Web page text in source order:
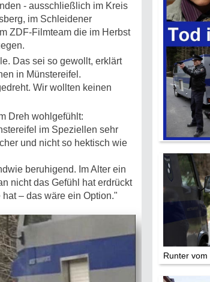
- ausschließlich im Kreis
im Schleidener
ZDF-Filmteam die im Herbst
Das sei so gewollt, erklärt
in Münstereifel.
Wir wollten keinen
Dreh wohlgefühlt:
im Speziellen sehr
und nicht so hektisch wie
beruhigend. Im Alter ein
nicht das Gefühl hat erdrückt
– das wäre ein Option."
Runter